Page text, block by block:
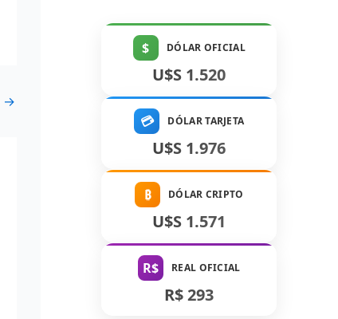
→
$ DÓLAR OFICIAL
U$S 1.520
💳 DÓLAR TARJETA
U$S 1.976
₿ DÓLAR CRIPTO
U$S 1.571
R$ REAL OFICIAL
R$ 293